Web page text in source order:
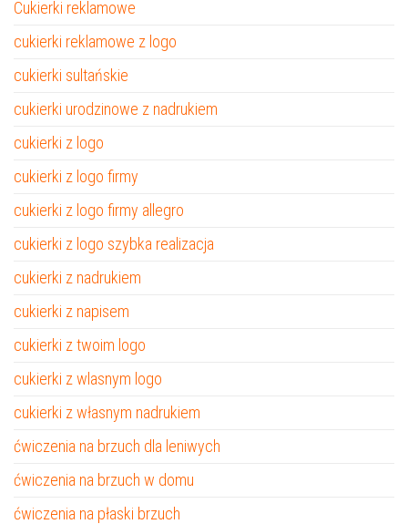
Cukierki reklamowe
cukierki reklamowe z logo
cukierki sultańskie
cukierki urodzinowe z nadrukiem
cukierki z logo
cukierki z logo firmy
cukierki z logo firmy allegro
cukierki z logo szybka realizacja
cukierki z nadrukiem
cukierki z napisem
cukierki z twoim logo
cukierki z wlasnym logo
cukierki z własnym nadrukiem
ćwiczenia na brzuch dla leniwych
ćwiczenia na brzuch w domu
ćwiczenia na płaski brzuch